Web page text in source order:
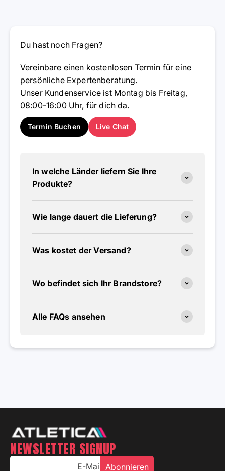
Du hast noch Fragen?
Vereinbare einen kostenlosen Termin für eine
persönliche Expertenberatung.
Unser Kundenservice ist Montag bis Freitag,
08:00-16:00 Uhr, für dich da.
Termin Buchen Live Chat
In welche Länder liefern Sie Ihre
Produkte?
Wie lange dauert die Lieferung?
Was kostet der Versand?
Wo befindet sich Ihr Brandstore?
Alle FAQs ansehen
NEWSLETTER SIGNUP
E-Mail Abonnieren